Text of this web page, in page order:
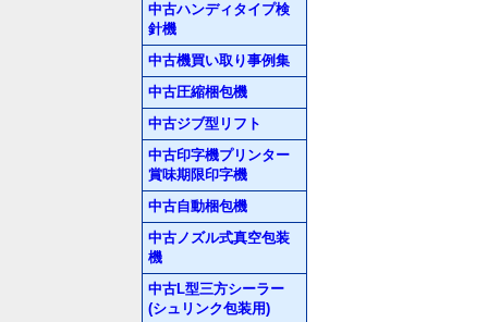
中古ハンディタイプ検
針機
中古機買い取り事例集
中古圧縮梱包機
中古ジブ型リフト
中古印字機プリンター
賞味期限印字機
中古自動梱包機
中古ノズル式真空包装
機
中古L型三方シーラー
(シュリンク包装用)